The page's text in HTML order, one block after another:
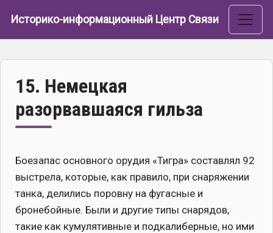
Историко-информационный Центр Связи
15. Немецкая
разорвавшаяся гильза
Боезапас основного орудия «Тигра» составлял 92
выстрела, которые, как правило, при снаряжении
танка, делились поровну на фугасные и
бронебойные. Были и другие типы снарядов,
такие как кумулятивные и подкалиберные, но ими